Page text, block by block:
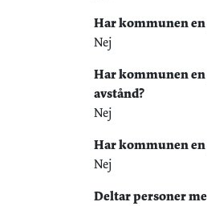
Har kommunen
Nej
Har kommunen
avstånd?
Nej
Har kommunen
Nej
Deltar personer